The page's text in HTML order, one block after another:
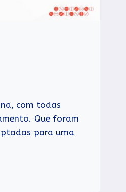
com todas
Que foram
para uma